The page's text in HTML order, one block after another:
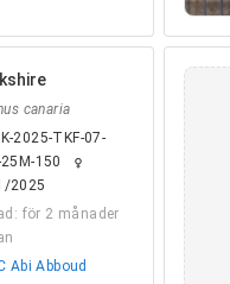
canaria
2025-TKF-07-
150
female
2025
för 2 månader
Abi Abboud